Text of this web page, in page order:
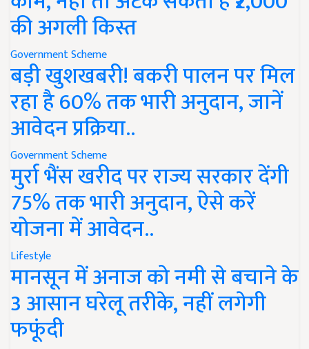
की अगली किस्त
Government Scheme
बड़ी खुशखबरी! बकरी पालन पर मिल
रहा है 60% तक भारी अनुदान, जानें
आवेदन प्रक्रिया..
Government Scheme
मुर्रा भैंस खरीद पर राज्य सरकार देंगी
75% तक भारी अनुदान, ऐसे करें
योजना में आवेदन..
Lifestyle
मानसून में अनाज को नमी से बचाने के
3 आसान घरेलू तरीके, नहीं लगेगी
फफूंदी